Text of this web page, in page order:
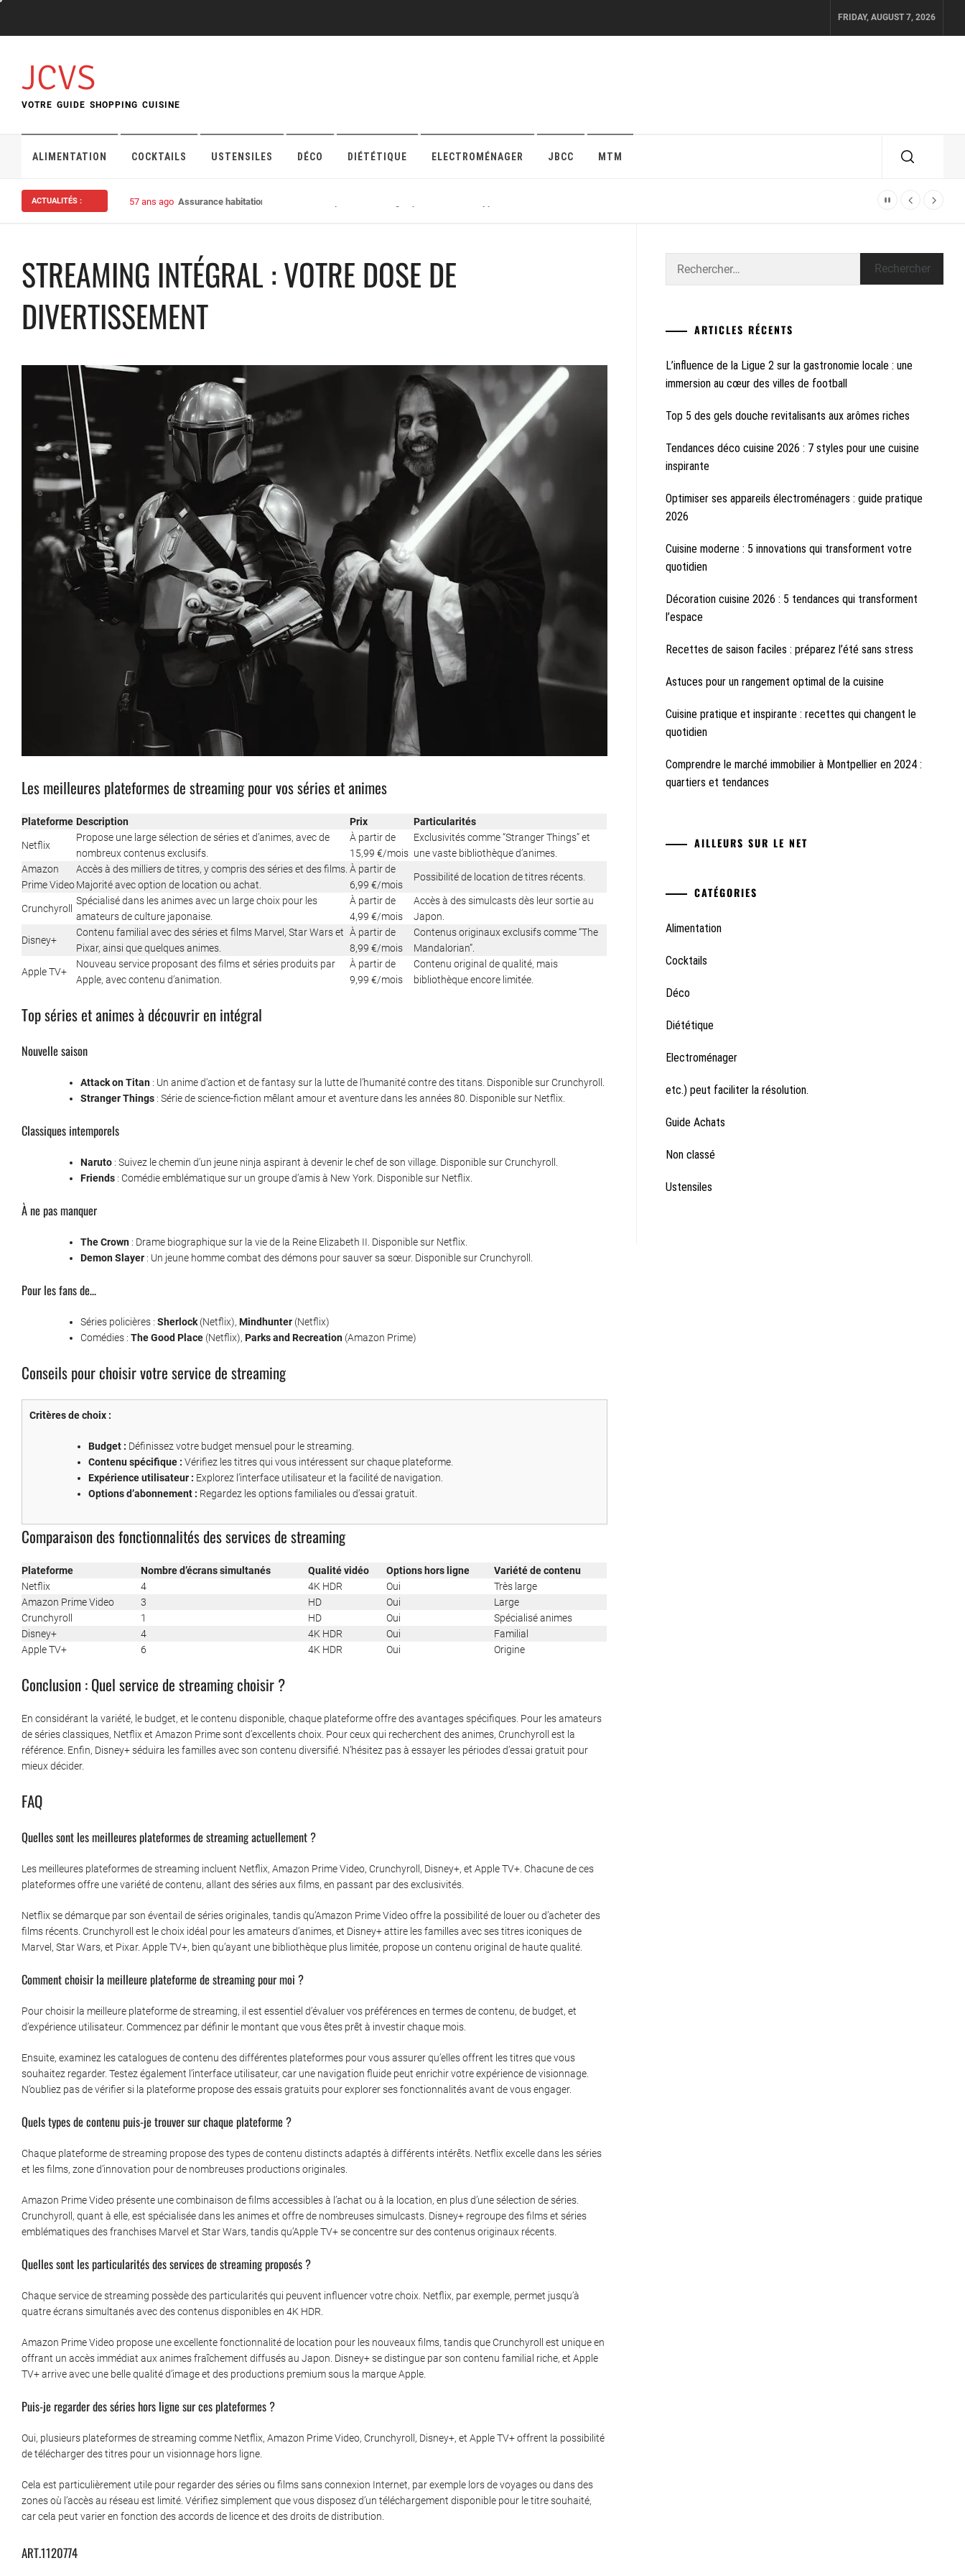
content
FRIDAY, AUGUST 7, 2026
JCVS
VOTRE GUIDE SHOPPING CUISINE
ALIMENTATION COCKTAILS USTENSILES DÉCO DIÉTÉTIQUE ELECTROMÉNAGER JBCC MTM
ACTUALITÉS : 57 ans ago Assurance habitation : bien choisir sa protection en ligne pour maison ou appartement
STREAMING INTÉGRAL : VOTRE DOSE DE
DIVERTISSEMENT
Les meilleures plateformes de streaming pour vos séries et animes
Plateforme Description Prix Particularités
Netflix
Propose une large sélection de séries et d’animes, avec de
nombreux contenus exclusifs.
À partir de
15,99 €/mois
Exclusivités comme “Stranger Things” et
une vaste bibliothèque d’animes.
Amazon
Prime Video
Accès à des milliers de titres, y compris des séries et des films.
Majorité avec option de location ou achat.
À partir de
6,99 €/mois
Possibilité de location de titres récents.
Crunchyroll
Spécialisé dans les animes avec un large choix pour les
amateurs de culture japonaise.
À partir de
4,99 €/mois
Accès à des simulcasts dès leur sortie au
Japon.
Disney+
Contenu familial avec des séries et films Marvel, Star Wars et
Pixar, ainsi que quelques animes.
À partir de
8,99 €/mois
Contenus originaux exclusifs comme “The
Mandalorian”.
Apple TV+
Nouveau service proposant des films et séries produits par
Apple, avec contenu d’animation.
À partir de
9,99 €/mois
Contenu original de qualité, mais
bibliothèque encore limitée.
Top séries et animes à découvrir en intégral
Nouvelle saison
Attack on Titan : Un anime d’action et de fantasy sur la lutte de l’humanité contre des titans. Disponible sur Crunchyroll.
Stranger Things : Série de science-fiction mêlant amour et aventure dans les années 80. Disponible sur Netflix.
Classiques intemporels
Naruto : Suivez le chemin d’un jeune ninja aspirant à devenir le chef de son village. Disponible sur Crunchyroll.
Friends : Comédie emblématique sur un groupe d’amis à New York. Disponible sur Netflix.
À ne pas manquer
The Crown : Drame biographique sur la vie de la Reine Elizabeth II. Disponible sur Netflix.
Demon Slayer : Un jeune homme combat des démons pour sauver sa sœur. Disponible sur Crunchyroll.
Pour les fans de…
Séries policières : Sherlock(Netflix), Mindhunter (Netflix)
Comédies : The Good Place (Netflix), Parks and Recreation (Amazon Prime)
Conseils pour choisir votre service de streaming
Critères de choix :
Budget : Définissez votre budget mensuel pour le streaming.
Contenu spécifique : Vérifiez les titres qui vous intéressent sur chaque plateforme.
Expérience utilisateur : Explorez l’interface utilisateur et la facilité de navigation.
Options d’abonnement : Regardez les options familiales ou d’essai gratuit.
Comparaison des fonctionnalités des services de streaming
Plateforme Nombre d’écrans simultanés Qualité vidéo Options hors ligne
Variété de contenu
Netflix
4 4K HDR Oui
Très large
Amazon Prime Video
3 HD Oui
Large
Crunchyroll
1 HD Oui
Spécialisé animes
Disney+
4 4K HDR Oui
Familial
Apple TV+
6 4K HDR Oui Origine
Conclusion : Quel service de streaming choisir ?
En considérant la variété, le budget, et le contenu disponible, chaque plateforme offre des avantages spécifiques. Pour les amateurs
de séries classiques, Netflix et Amazon Prime sont d’excellents choix. Pour ceux qui recherchent des animes, Crunchyroll est la
référence. Enfin, Disney+ séduira les familles avec son contenu diversifié. N’hésitez pas à essayer les périodes d’essai gratuit pour
mieux décider.
FAQ
Quelles sont les meilleures plateformes de streaming actuellement ?
Les meilleures plateformes de streaming incluent Netflix, Amazon Prime Video, Crunchyroll, Disney+, et Apple TV+. Chacune de ces
plateformes offre une variété de contenu, allant des séries aux films, en passant par des exclusivités.
Netflix se démarque par son éventail de séries originales, tandis qu’Amazon Prime Video offre la possibilité de louer ou d’acheter des
films récents. Crunchyroll est le choix idéal pour les amateurs d’animes, et Disney+ attire les familles avec ses titres iconiques de
Marvel, Star Wars, et Pixar. Apple TV+, bien qu’ayant une bibliothèque plus limitée, propose un contenu original de haute qualité.
Comment choisir la meilleure plateforme de streaming pour moi ?
Pour choisir la meilleure plateforme de streaming, il est essentiel d’évaluer vos préférences en termes de contenu, de budget, et
d’expérience utilisateur. Commencez par définir le montant que vous êtes prêt à investir chaque mois.
Ensuite, examinez les catalogues de contenu des différentes plateformes pour vous assurer qu’elles offrent les titres que vous
souhaitez regarder. Testez également l’interface utilisateur, car une navigation fluide peut enrichir votre expérience de visionnage.
N’oubliez pas de vérifier si la plateforme propose des essais gratuits pour explorer ses fonctionnalités avant de vous engager.
Quels types de contenu puis-je trouver sur chaque plateforme ?
Chaque plateforme de streaming propose des types de contenu distincts adaptés à différents intérêts. Netflix excelle dans les séries
et les films, zone d’innovation pour de nombreuses productions originales.
Amazon Prime Video présente une combinaison de films accessibles à l’achat ou à la location, en plus d’une sélection de séries.
Crunchyroll, quant à elle, est spécialisée dans les animes et offre de nombreuses simulcasts. Disney+ regroupe des films et séries
emblématiques des franchises Marvel et Star Wars, tandis qu’Apple TV+ se concentre sur des contenus originaux récents.
Quelles sont les particularités des services de streaming proposés ?
Chaque service de streaming possède des particularités qui peuvent influencer votre choix. Netflix, par exemple, permet jusqu’à
quatre écrans simultanés avec des contenus disponibles en 4K HDR.
Amazon Prime Video propose une excellente fonctionnalité de location pour les nouveaux films, tandis que Crunchyroll est unique en
offrant un accès immédiat aux animes fraîchement diffusés au Japon. Disney+ se distingue par son contenu familial riche, et Apple
TV+ arrive avec une belle qualité d’image et des productions premium sous la marque Apple.
Puis-je regarder des séries hors ligne sur ces plateformes ?
Oui, plusieurs plateformes de streaming comme Netflix, Amazon Prime Video, Crunchyroll, Disney+, et Apple TV+ offrent la possibilité
de télécharger des titres pour un visionnage hors ligne.
Cela est particulièrement utile pour regarder des séries ou films sans connexion Internet, par exemple lors de voyages ou dans des
zones où l’accès au réseau est limité. Vérifiez simplement que vous disposez d’un téléchargement disponible pour le titre souhaité,
car cela peut varier en fonction des accords de licence et des droits de distribution.
ART.1120774
ARTICLES RÉCENTS
L’influence de la Ligue 2 sur la gastronomie locale : une
immersion au cœur des villes de football
Top 5 des gels douche revitalisants aux arômes riches
Tendances déco cuisine 2026 : 7 styles pour une cuisine
inspirante
Optimiser ses appareils électroménagers : guide pratique
2026
Cuisine moderne : 5 innovations qui transforment votre
quotidien
Décoration cuisine 2026 : 5 tendances qui transforment
l’espace
Recettes de saison faciles : préparez l’été sans stress
Astuces pour un rangement optimal de la cuisine
Cuisine pratique et inspirante : recettes qui changent le
quotidien
Comprendre le marché immobilier à Montpellier en 2024 :
quartiers et tendances
AILLEURS SUR LE NET
CATÉGORIES
Alimentation
Cocktails
Déco
Diététique
Electroménager
etc.) peut faciliter la résolution.
Guide Achats
Non classé
Ustensiles